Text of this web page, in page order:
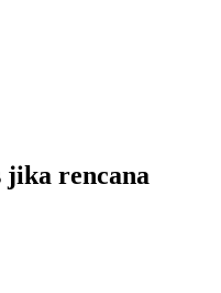
jika rencana